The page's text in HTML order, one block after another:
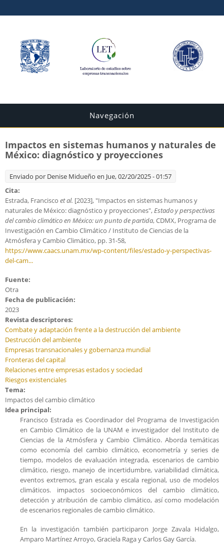
Navegación
Impactos en sistemas humanos y naturales de
México: diagnóstico y proyecciones
Enviado por Denise Midueño en Jue, 02/20/2025 - 01:57
Cita:
Estrada, Francisco et al. [2023], "Impactos en sistemas humanos y
naturales de México: diagnóstico y proyecciones",Estado y perspectivas
del cambio climático en México: un punto de partida, CDMX, Programa de
Investigación en Cambio Climático / Instituto de Ciencias de la
Atmósfera y Cambio Climático, pp. 31-58,
https://www.caacs.unam.mx/wp-content/files/estado-y-perspectivas-
del-cam...
Fuente:
Otra
Fecha de publicación:
2023
Revista descriptores:
Combate y adaptación frente a la destrucción del ambiente
Destrucción del ambiente
Empresas transnacionales y gobernanza mundial
Fronteras del capital
Relaciones entre empresas estados y sociedad
Riesgos existenciales
Tema:
Impactos del cambio climático
Idea principal:
Francisco Estrada es Coordinador del Programa de Investigación
en Cambio Climático de la UNAM e investigador del Instituto de
Ciencias de la Atmósfera y Cambio Climático. Aborda temáticas
como economía del cambio climático, econometría y series de
tiempo, modelos de evaluación integrada, escenarios de cambio
climático, riesgo, manejo de incertidumbre, variabilidad climática,
eventos extremos, gran escala y escala regional, uso de modelos
climáticos. impactos socioeconómicos del cambio climático,
detección y atribución de cambio climático, así como modelación
de escenarios regionales de cambio climático.
En la investigación también participaron Jorge Zavala Hidalgo,
Amparo Martínez Arroyo, Graciela Raga y Carlos Gay García.